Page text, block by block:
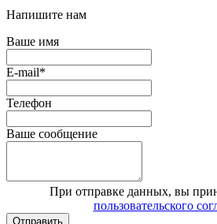
Напишите нам
Ваше имя
E-mail*
Телефон
Ваше сообщение
При отправке данных, вы
пользовательского
Отправить